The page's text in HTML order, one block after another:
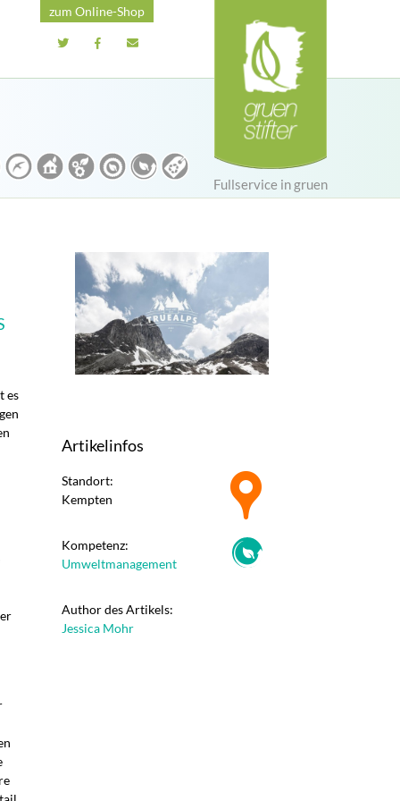
zum Online-Shop
Fullservice in gruen
es
Artikelinfos
Standort:
Kempten
Kompetenz:
Umweltmanagement
Author des Artikels:
Jessica Mohr